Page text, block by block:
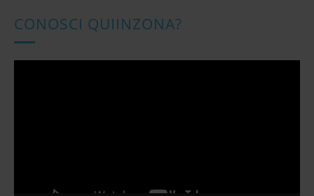
CONOSCI QUIINZONA?